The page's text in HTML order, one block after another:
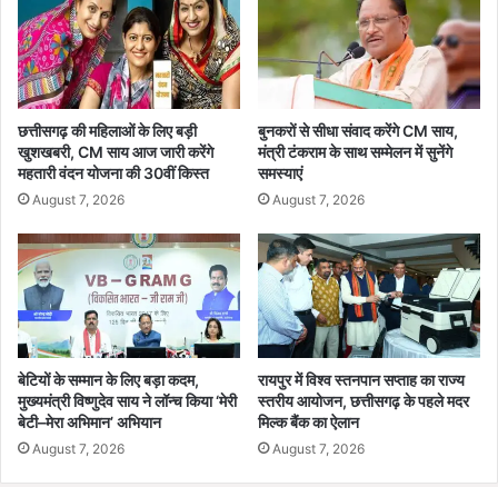
औ
र
ए
ड
वें
च
र
स्पो
से
यु
वा
ओं
को
मि
ल
र
हे
रो
मं
त्री
सा
य
छत्तीसगढ़ की महिलाओं के लिए बड़ी
खुशखबरी, CM साय आज जारी करेंगे
महतारी वंदन योजना की 30वीं किस्त
August 7, 2026
बुनकरों से सीधा संवाद करेंगे CM साय,
मंत्री टंकराम के साथ सम्मेलन में सुनेंगे
समस्याएं
August 7, 2026
बेटियों के सम्मान के लिए बड़ा कदम,
मुख्यमंत्री विष्णुदेव साय ने लॉन्च किया ‘मेरी
बेटी–मेरा अभिमान’ अभियान
August 7, 2026
रायपुर में विश्व स्तनपान सप्ताह का राज्य
स्तरीय आयोजन, छत्तीसगढ़ के पहले मदर
मिल्क बैंक का ऐलान
August 7, 2026